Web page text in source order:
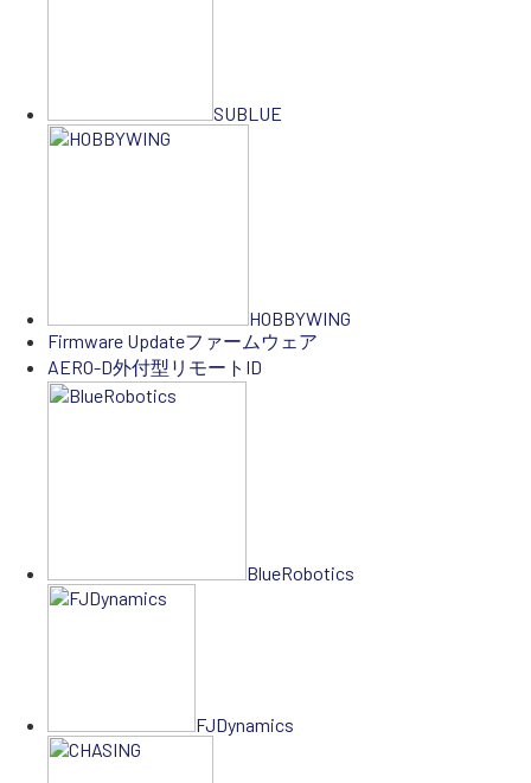
SUBLUE
HOBBYWING
Firmware Updateファームウェア
AERO-D外付型リモートID
BlueRobotics
FJDynamics